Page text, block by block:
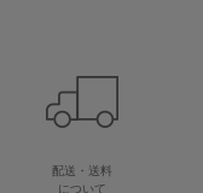
配送・送料
について